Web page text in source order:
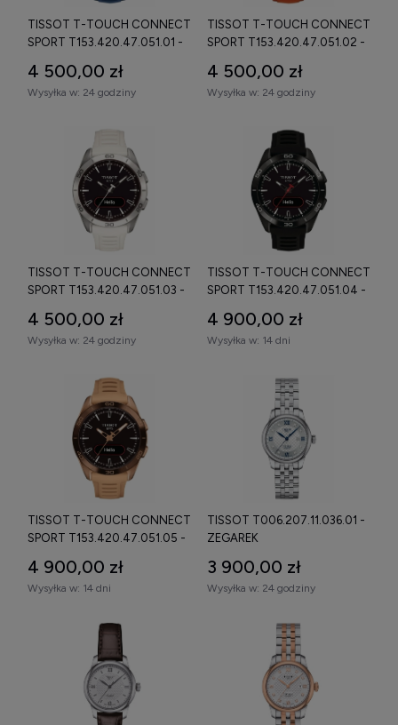
TISSOT T-TOUCH CONNECT
SPORT T153.420.47.051.01 -
4 500,00 zł
Wysyłka w: 24 godziny
TISSOT T-TOUCH CONNECT
SPORT T153.420.47.051.02 -
4 500,00 zł
Wysyłka w: 24 godziny
TISSOT T-TOUCH CONNECT
SPORT T153.420.47.051.03 -
4 500,00 zł
Wysyłka w: 24 godziny
TISSOT T-TOUCH CONNECT
SPORT T153.420.47.051.04 -
4 900,00 zł
Wysyłka w: 14 dni
TISSOT T-TOUCH CONNECT
SPORT T153.420.47.051.05 -
4 900,00 zł
Wysyłka w: 14 dni
TISSOT T006.207.11.036.01 -
ZEGAREK
3 900,00 zł
Wysyłka w: 24 godziny